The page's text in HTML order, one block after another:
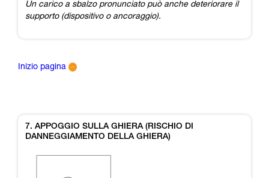
Un carico a sbalzo pronunciato può anche deteriorare il
supporto (dispositivo o ancoraggio).
Inizio pagina
7. APPOGGIO SULLA GHIERA (RISCHIO DI
DANNEGGIAMENTO DELLA GHIERA)